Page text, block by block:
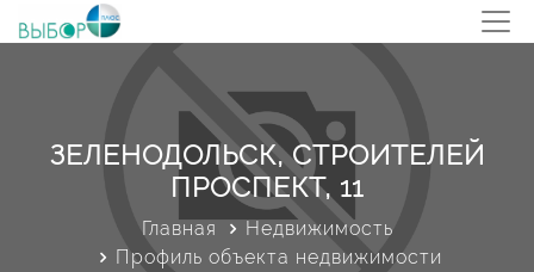
ЗЕЛЕНОДОЛЬСК, СТРОИТЕЛЕЙ
ПРОСПЕКТ, 11
Главная
Недвижимость
Профиль объекта недвижимости